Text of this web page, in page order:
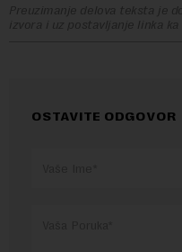
Preuzimanje delova teksta je
izvora i uz postavljanje linka
OSTAVITE ODGOVOR